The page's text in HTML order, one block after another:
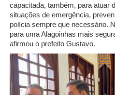
capacitada, também, para atuar
situações de emergência,
polícia sempre que necessário.
para uma Alagoinhas mais
afirmou o prefeito Gustavo.